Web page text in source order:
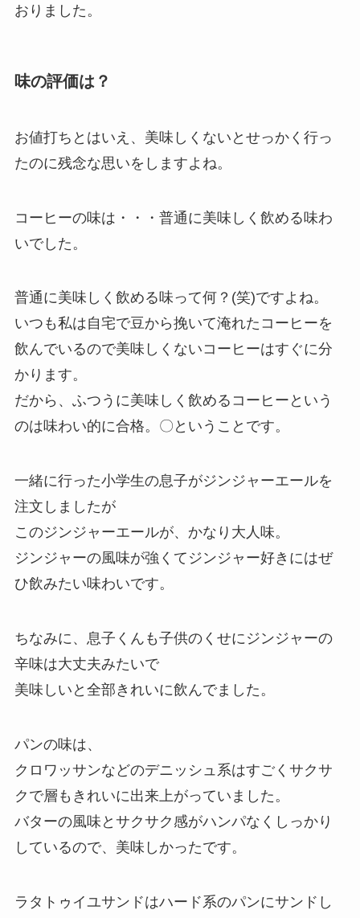
おりました。
味の評価は？
お値打ちとはいえ、美味しくないとせっかく行っ
たのに残念な思いをしますよね。
コーヒーの味は・・・普通に美味しく飲める味わ
いでした。
普通に美味しく飲める味って何？(笑)ですよね。
いつも私は自宅で豆から挽いて淹れたコーヒーを
飲んでいるので美味しくないコーヒーはすぐに分
かります。
だから、ふつうに美味しく飲めるコーヒーという
のは味わい的に合格。〇ということです。
一緒に行った小学生の息子がジンジャーエールを
注文しましたが
このジンジャーエールが、かなり大人味。
ジンジャーの風味が強くてジンジャー好きにはぜ
ひ飲みたい味わいです。
ちなみに、息子くんも子供のくせにジンジャーの
辛味は大丈夫みたいで
美味しいと全部きれいに飲んでました。
パンの味は、
クロワッサンなどのデニッシュ系はすごくサクサ
クで層もきれいに出来上がっていました。
バターの風味とサクサク感がハンパなくしっかり
しているので、美味しかったです。
ラタトゥイユサンドはハード系のパンにサンドし